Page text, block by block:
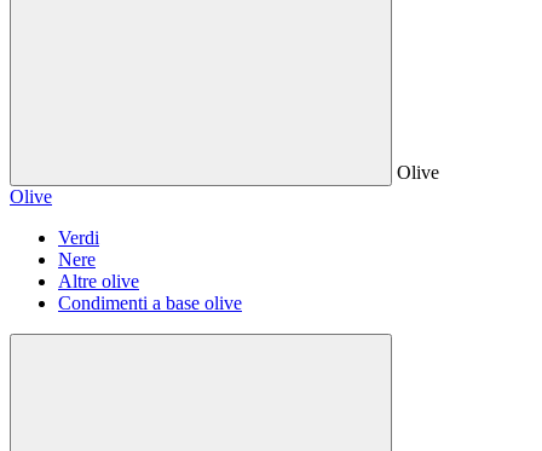
Olive
Olive
Verdi
Nere
Altre olive
Condimenti a base olive